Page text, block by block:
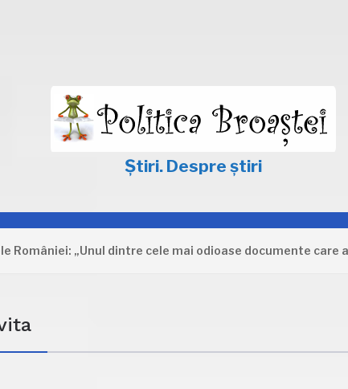
Știri. Despre știri
„Unul dintre cele mai odioase documente care au